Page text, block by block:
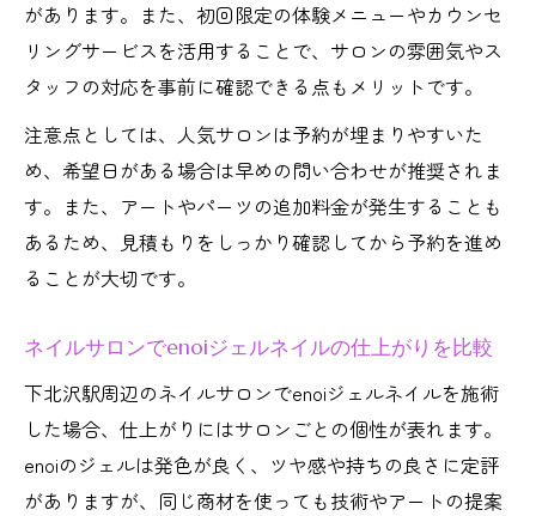
があります。また、初回限定の体験メニューやカウンセ
リングサービスを活用することで、サロンの雰囲気やス
タッフの対応を事前に確認できる点もメリットです。
注意点としては、人気サロンは予約が埋まりやすいた
め、希望日がある場合は早めの問い合わせが推奨されま
す。また、アートやパーツの追加料金が発生することも
あるため、見積もりをしっかり確認してから予約を進め
ることが大切です。
ネイルサロンでenoiジェルネイルの仕上がりを比較
下北沢駅周辺のネイルサロンでenoiジェルネイルを施術
した場合、仕上がりにはサロンごとの個性が表れます。
enoiのジェルは発色が良く、ツヤ感や持ちの良さに定評
がありますが、同じ商材を使っても技術やアートの提案